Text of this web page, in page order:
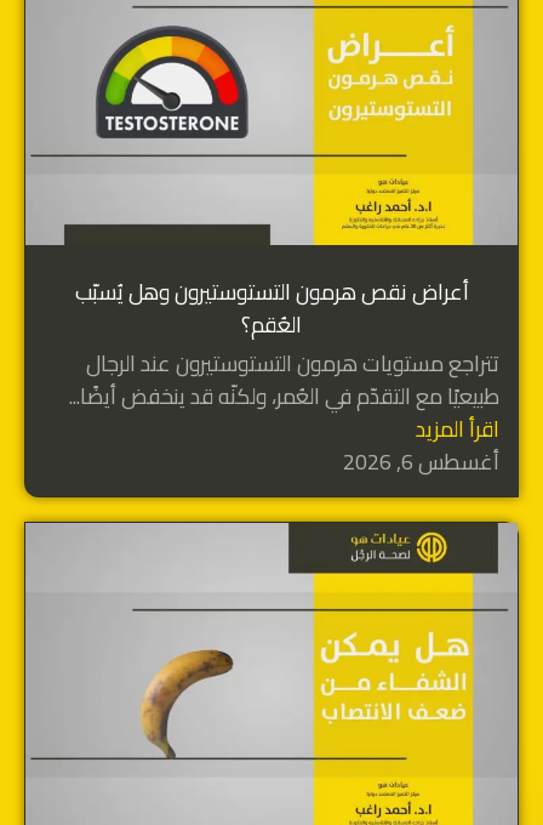
أعراض نقص هرمون التستوستيرون وهل يُسبّب
العُقم؟
تتراجع مستويات هرمون التستوستيرون عند الرجال
طبيعيًا مع التقدّم في العُمر، ولكنّه قد ينخفض أيضًا...
اقرأ المزيد
أغسطس 6, 2026